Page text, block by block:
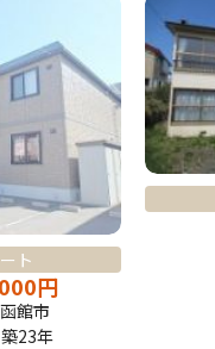
ト
円
館市
23年